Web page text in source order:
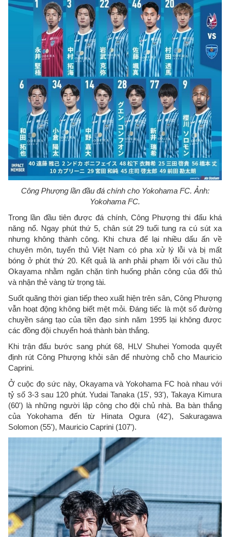
Công Phượng lần đầu đá chính cho Yokohama FC. Ảnh:
Yokohama FC.
Trong lần đầu tiên được đá chính, Công Phượng thi đấu khá
năng nổ. Ngay phút thứ 5, chân sút 29 tuổi tung ra cú sút xa
nhưng không thành công. Khi chưa để lại nhiều dấu ấn về
chuyên môn, tuyển thủ Việt Nam có pha xử lý lỗi và bị mất
bóng ở phút thứ 20. Kết quả là anh phải phạm lỗi với cầu thủ
Okayama nhằm ngăn chặn tình huống phản công của đối thủ
và nhận thẻ vàng từ trọng tài.
Suốt quãng thời gian tiếp theo xuất hiện trên sân, Công Phượng
vẫn hoạt động không biết mệt mỏi. Đáng tiếc là một số đường
chuyền sáng tạo của tiền đạo sinh năm 1995 lại không được
các đồng đội chuyển hoá thành bàn thắng.
Khi trận đấu bước sang phút 68, HLV Shuhei Yomoda quyết
định rút Công Phượng khỏi sân để nhường chỗ cho Mauricio
Caprini.
Ở cuộc đọ sức này, Okayama và Yokohama FC hoà nhau với
tỷ số 3-3 sau 120 phút. Yudai Tanaka (15', 93'), Takaya Kimura
(60') là những người lập công cho đội chủ nhà. Ba bàn thắng
của Yokohama đến từ Hinata Ogura (42'), Sakuragawa
Solomon (55'), Mauricio Caprini (107').